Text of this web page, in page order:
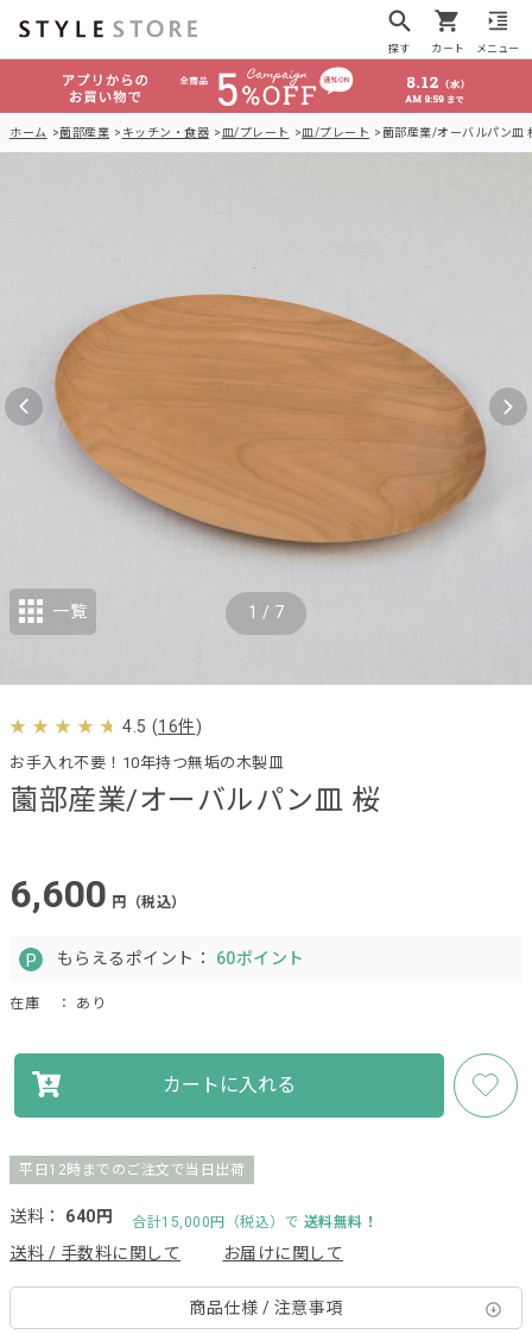
探す カート メニュー
ホーム 薗部産業 キッチン・食器 皿/プレート 皿/プレート 薗部産業/オーバルパン皿
薗部産業/オーバルパン皿 桜
お手入れ不要！10年持つ無垢の木製皿
4.5 (16件)
6,600 円（税込）
もらえるポイント： 60ポイント
在庫 ： あり
カートに入れる
平日12時までのご注文で当日出荷
送料： 640円 合計15,000円（税込）で 送料無料！
送料 / 手数料に関して お届けに関して
商品仕様 / 注意事項
1 / 7
一覧